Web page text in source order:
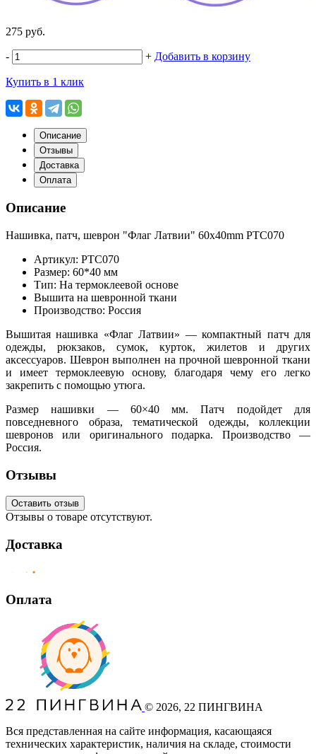
275 руб.
- + Добавить в корзину
Купить в 1 клик
Описание
Отзывы
Доставка
Оплата
Описание
Нашивка, патч, шеврон "Флаг Латвии" 60x40mm PTC070
Артикул: PTC070
Размер: 60*40 мм
Тип: На термоклеевой основе
Вышита на шевронной ткани
Производство: Россия
Вышитая нашивка «Флаг Латвии» — компактный патч для
одежды, рюкзаков, сумок, курток, жилетов и других
аксессуаров. Шеврон выполнен на прочной шевронной ткани
и имеет термоклеевую основу, благодаря чему его легко
закрепить с помощью утюга.
Размер нашивки — 60×40 мм. Патч подойдет для
повседневного образа, тематической одежды, коллекции
шевронов или оригинального подарка. Производство —
Россия.
Отзывы
Оставить отзыв
Отзывы о товаре отсутствуют.
Доставка
Оплата
© 2026, 22 ПИНГВИНА
Вся представленная на сайте информация, касающаяся
технических характеристик, наличия на складе, стоимости